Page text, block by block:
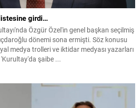
girdi…
Özgür Özel'in genel başkan seçilmiş
dönemi sona ermişti. Söz konusu
medya trolleri ve iktidar medyası yazarları
şaibe ...